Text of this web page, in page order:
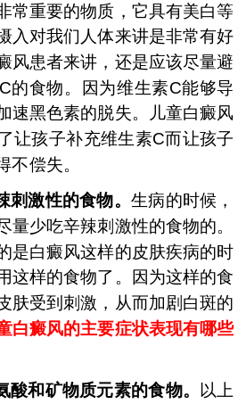
常重要的物质，它具有美白等
入对我们人体来讲是非常有好
风患者来讲，还是应该尽量避
的食物。因为维生素C能够导
速黑色素的脱失。儿童白癜风
让孩子补充维生素C而让孩子
不偿失。
刺激性的食物。生病的时候，
量少吃辛辣刺激性的食物的。
是白癜风这样的皮肤疾病的时
这样的食物了。因为这样的食
肤受到刺激，从而加剧白斑的
白癜风的主要症状表现有哪些
和矿物质元素的食物。
以上